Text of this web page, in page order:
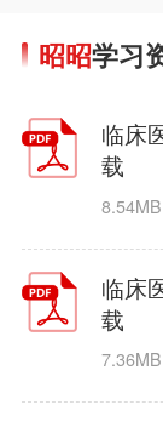
昭昭学习
临床
载
8.54MB
临床
载
7.36MB